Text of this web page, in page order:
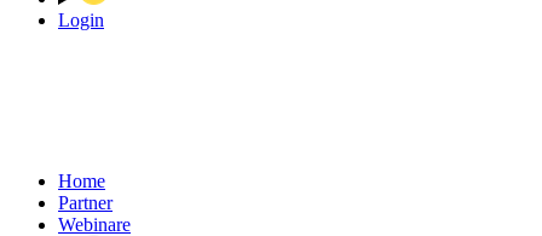
Login
Home
Partner
Webinare